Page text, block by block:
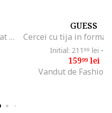
Sapca baseball cu logo brodat Classic, Crem
GUESS
Initial: 211 99 lei -
15999lei
Vandut de Fashion